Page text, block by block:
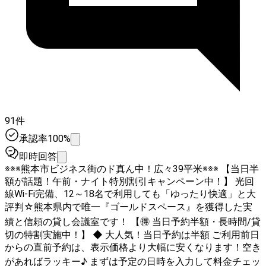
91件
承認率100%
即時回答
※※※熊本市ビジネス街のド真ん中！広々39平米※※※ 【当日半
額が話題！午前・ナイト特別割引キャンペーン中！】 光回
線Wi-Fi完備、12～18名で利用しても「ゆったり快適」と大
評判☆熊本県内で唯一『ゴールドスペース』を獲得した実
績と信頼の貸し会議室です！ 【🉐 当日予約半額・長時間/貸
切の特割実施中！】 ◆ 大人気！当日予約は半額 ご利用前日
からの直前予約は、表示価格より大幅に安くなります！空き
があればラッキー♪ まずは予定の日時を入力して料金チェッ